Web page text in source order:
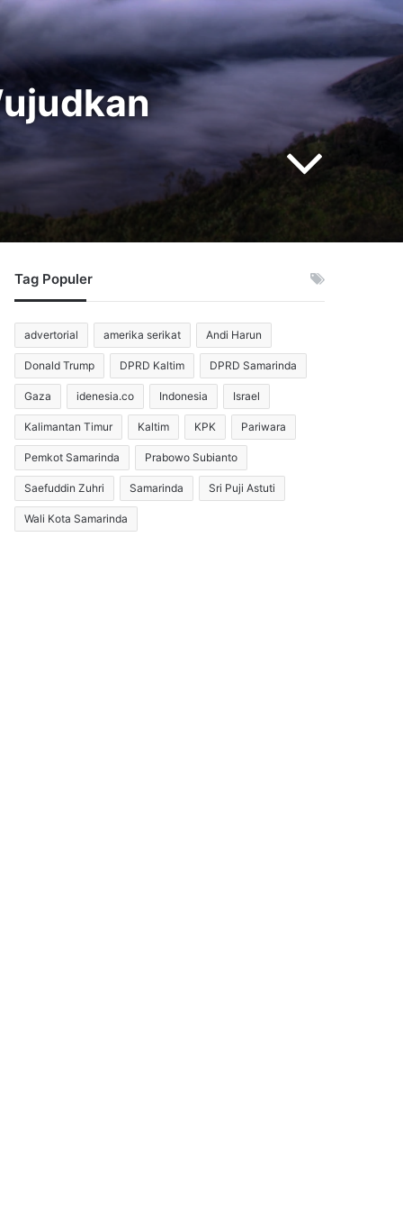
Tag Populer
advertorial amerika serikat Andi Harun
Donald Trump DPRD Kaltim DPRD Samarinda
Gaza idenesia.co Indonesia Israel
Kalimantan Timur Kaltim KPK Pariwara
Pemkot Samarinda Prabowo Subianto
Saefuddin Zuhri Samarinda Sri Puji Astuti
Wali Kota Samarinda